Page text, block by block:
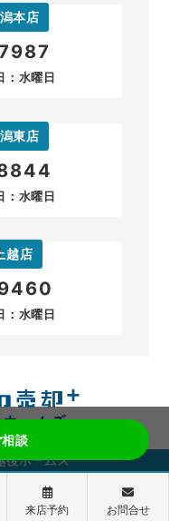
本店
水曜日
東店
水曜日
越店
水曜日
後ホームズ
談
来店予約 お問合せ